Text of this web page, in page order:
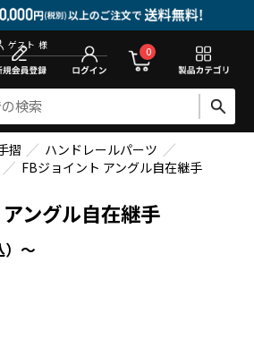
ゲスト 新規会員登録
0
摺
ハンドレールパーツ
FBジョイント アングル自在継手
ングル自在継手
～